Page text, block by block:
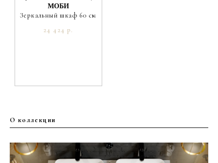
МОБИ
Зеркальный шкаф 60 см
24 424 р.
О коллекции